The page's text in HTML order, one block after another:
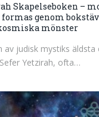
Skapelseboken –
genom
mönster
av judisk mystiks äldsta
Yetzirah, ofta…